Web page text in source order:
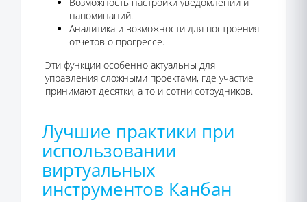
напоминаний.
Аналитика и возможности для построения
отчетов о прогрессе.
Эти функции особенно актуальны для
управления сложными проектами, где участие
принимают десятки, а то и сотни сотрудников.
Лучшие практики при
использовании
виртуальных
инструментов Канбан